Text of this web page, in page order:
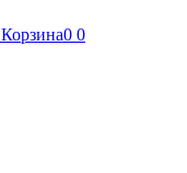
Корзина0 0